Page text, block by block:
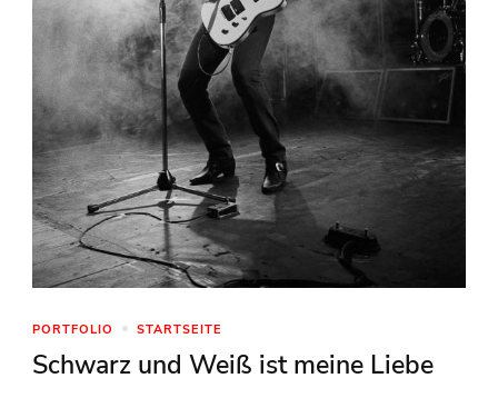
PORTFOLIO STARTSEITE
Schwarz und Weiß ist meine Liebe